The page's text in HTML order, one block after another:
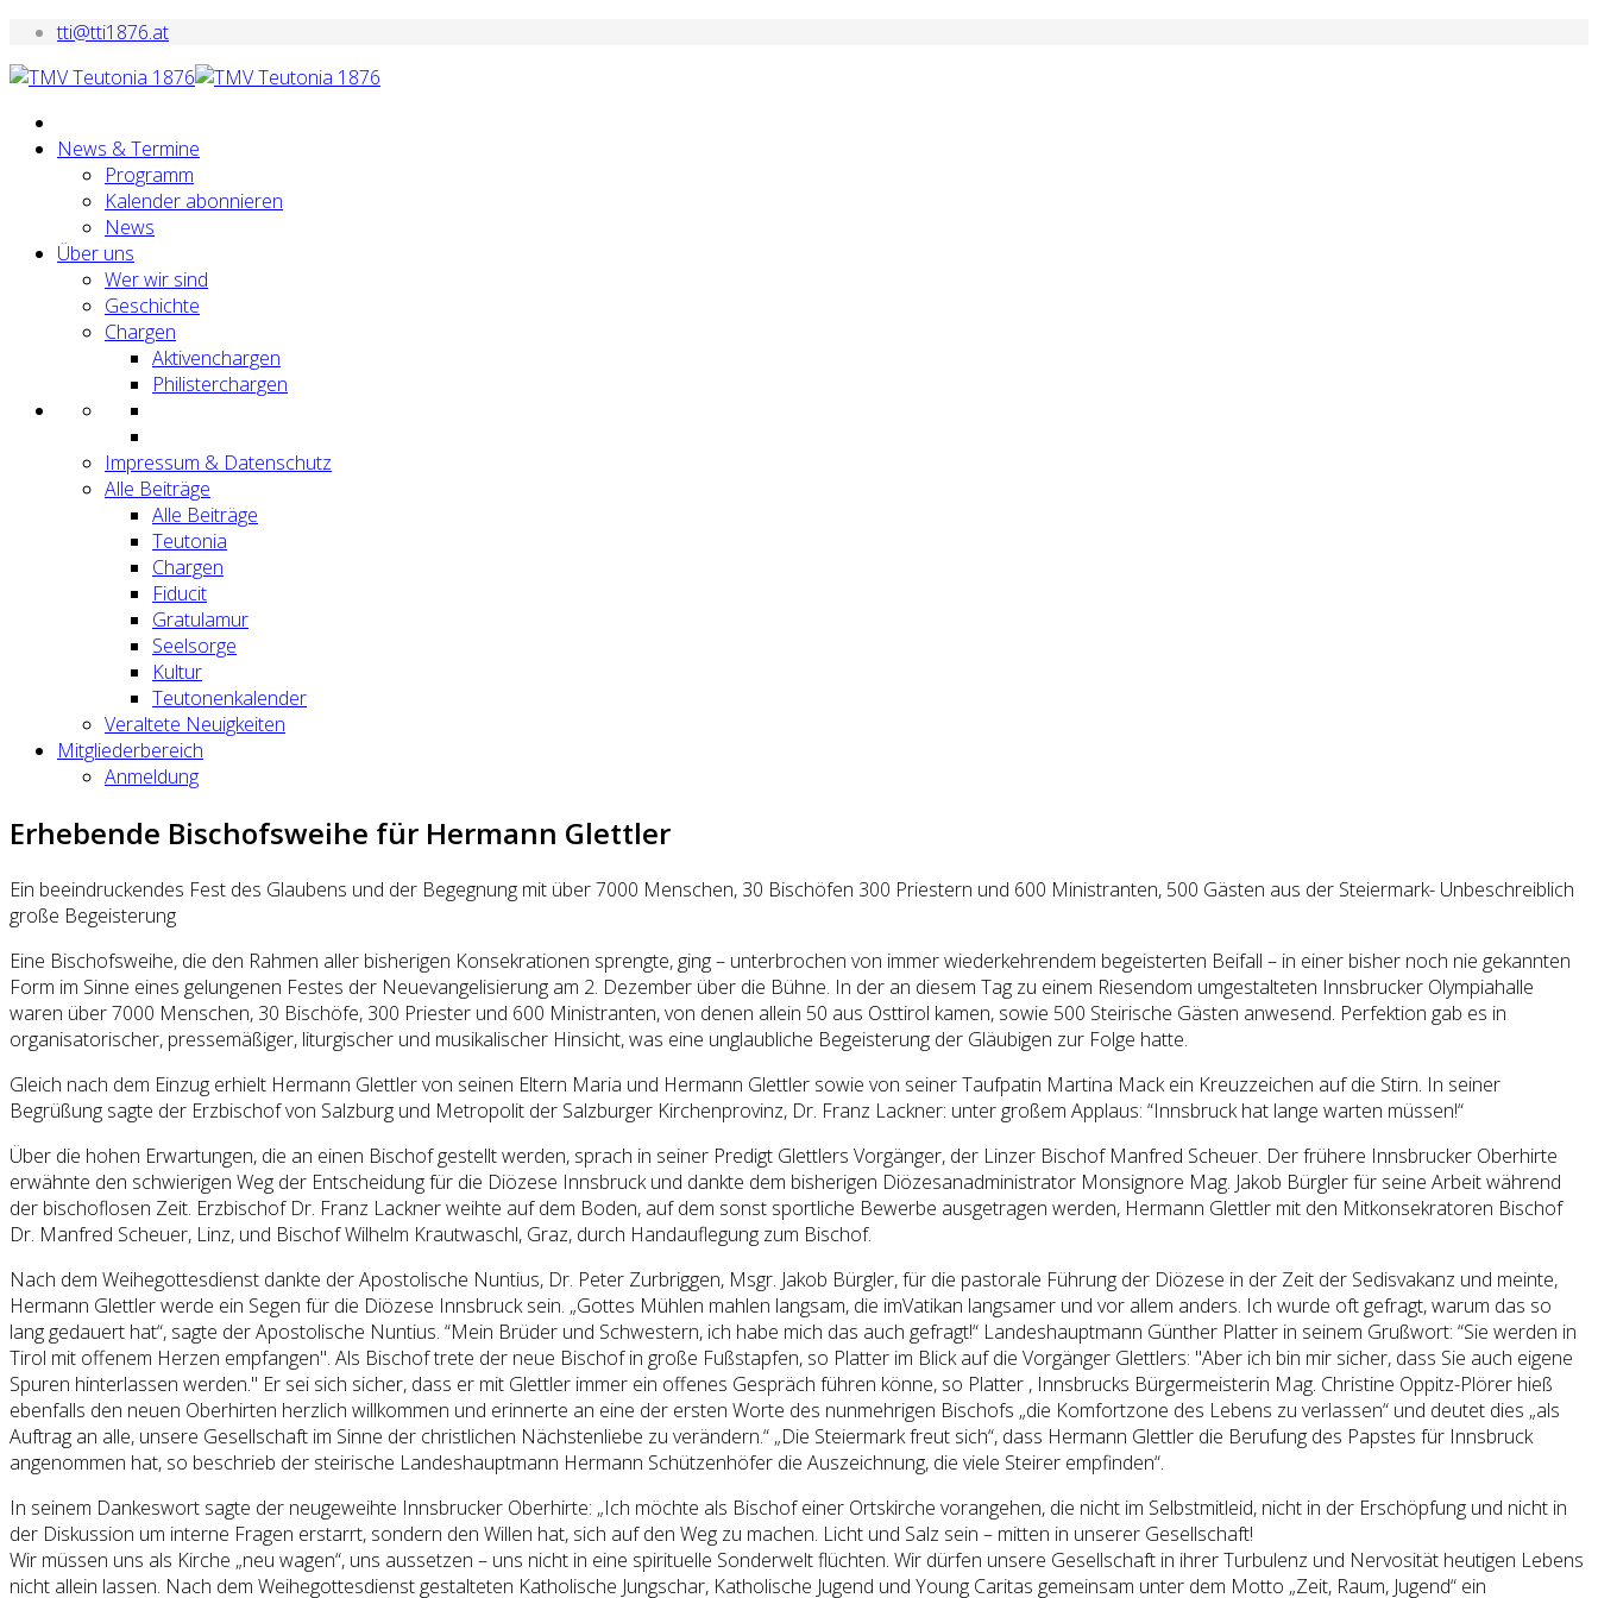
tti@tti1876.at
News & Termine
Programm
Kalender abonnieren
News
Über uns
Wer wir sind
Geschichte
Chargen
Aktivenchargen
Philisterchargen
Impressum & Datenschutz
Alle Beiträge
Alle Beiträge
Teutonia
Chargen
Fiducit
Gratulamur
Seelsorge
Kultur
Teutonenkalender
Veraltete Neuigkeiten
Mitgliederbereich
Anmeldung
Erhebende Bischofsweihe für Hermann Glettler
Ein beeindruckendes Fest des Glaubens und der Begegnung mit über 7000 Menschen, 30 Bischöfen 300 Priestern und 600 Ministranten, 500 Gästen aus der Steiermark- Unbeschreiblich
große Begeisterung
Eine Bischofsweihe, die den Rahmen aller bisherigen Konsekrationen sprengte, ging – unterbrochen von immer wiederkehrendem begeisterten Beifall – in einer bisher noch nie gekannten
Form im Sinne eines gelungenen Festes der Neuevangelisierung am 2. Dezember über die Bühne. In der an diesem Tag zu einem Riesendom umgestalteten Innsbrucker Olympiahalle
waren über 7000 Menschen, 30 Bischöfe, 300 Priester und 600 Ministranten, von denen allein 50 aus Osttirol kamen, sowie 500 Steirische Gästen anwesend. Perfektion gab es in
organisatorischer, pressemäßiger, liturgischer und musikalischer Hinsicht, was eine unglaubliche Begeisterung der Gläubigen zur Folge hatte.
Gleich nach dem Einzug erhielt Hermann Glettler von seinen Eltern Maria und Hermann Glettler sowie von seiner Taufpatin Martina Mack ein Kreuzzeichen auf die Stirn. In seiner
Begrüßung sagte der Erzbischof von Salzburg und Metropolit der Salzburger Kirchenprovinz, Dr. Franz Lackner: unter großem Applaus: “Innsbruck hat lange warten müssen!“
Über die hohen Erwartungen, die an einen Bischof gestellt werden, sprach in seiner Predigt Glettlers Vorgänger, der Linzer Bischof Manfred Scheuer. Der frühere Innsbrucker Oberhirte
erwähnte den schwierigen Weg der Entscheidung für die Diözese Innsbruck und dankte dem bisherigen Diözesanadministrator Monsignore Mag. Jakob Bürgler für seine Arbeit während
der bischoflosen Zeit. Erzbischof Dr. Franz Lackner weihte auf dem Boden, auf dem sonst sportliche Bewerbe ausgetragen werden, Hermann Glettler mit den Mitkonsekratoren Bischof
Dr. Manfred Scheuer, Linz, und Bischof Wilhelm Krautwaschl, Graz, durch Handauflegung zum Bischof.
Nach dem Weihegottesdienst dankte der Apostolische Nuntius, Dr. Peter Zurbriggen, Msgr. Jakob Bürgler, für die pastorale Führung der Diözese in der Zeit der Sedisvakanz und meinte,
Hermann Glettler werde ein Segen für die Diözese Innsbruck sein. „Gottes Mühlen mahlen langsam, die imVatikan langsamer und vor allem anders. Ich wurde oft gefragt, warum das so
lang gedauert hat“, sagte der Apostolische Nuntius. “Mein Brüder und Schwestern, ich habe mich das auch gefragt!“ Landeshauptmann Günther Platter in seinem Grußwort: “Sie werden in
Tirol mit offenem Herzen empfangen". Als Bischof trete der neue Bischof in große Fußstapfen, so Platter im Blick auf die Vorgänger Glettlers: "Aber ich bin mir sicher, dass Sie auch eigene
Spuren hinterlassen werden." Er sei sich sicher, dass er mit Glettler immer ein offenes Gespräch führen könne, so Platter , Innsbrucks Bürgermeisterin Mag. Christine Oppitz-Plörer hieß
ebenfalls den neuen Oberhirten herzlich willkommen und erinnerte an eine der ersten Worte des nunmehrigen Bischofs „die Komfortzone des Lebens zu verlassen“ und deutet dies „als
Auftrag an alle, unsere Gesellschaft im Sinne der christlichen Nächstenliebe zu verändern.“ „Die Steiermark freut sich“, dass Hermann Glettler die Berufung des Papstes für Innsbruck
angenommen hat, so beschrieb der steirische Landeshauptmann Hermann Schützenhöfer die Auszeichnung, die viele Steirer empfinden“.
In seinem Dankeswort sagte der neugeweihte Innsbrucker Oberhirte: „Ich möchte als Bischof einer Ortskirche vorangehen, die nicht im Selbstmitleid, nicht in der Erschöpfung und nicht in
der Diskussion um interne Fragen erstarrt, sondern den Willen hat, sich auf den Weg zu machen. Licht und Salz sein – mitten in unserer Gesellschaft!
Wir müssen uns als Kirche „neu wagen“, uns aussetzen – uns nicht in eine spirituelle Sonderwelt flüchten. Wir dürfen unsere Gesellschaft in ihrer Turbulenz und Nervosität heutigen Lebens
nicht allein lassen. Nach dem Weihegottesdienst gestalteten Katholische Jungschar, Katholische Jugend und Young Caritas gemeinsam unter dem Motto „Zeit, Raum, Jugend“ ein